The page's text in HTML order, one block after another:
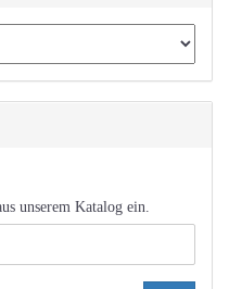
unserem Katalog ein.